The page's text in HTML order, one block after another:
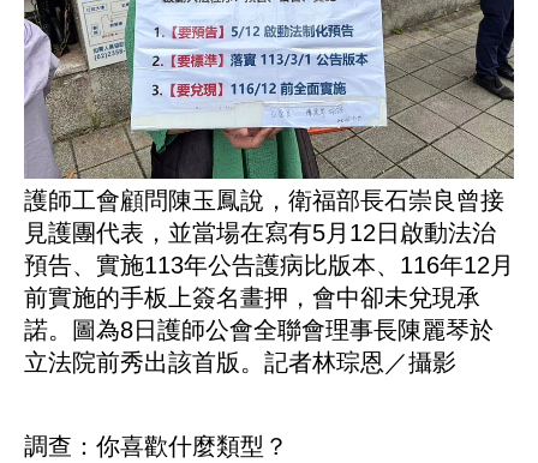
護師工會顧問陳玉鳳說，衛福部長石崇良曾接
見護團代表，並當場在寫有5月12日啟動法治
預告、實施113年公告護病比版本、116年12月
前實施的手板上簽名畫押，會中卻未兌現承
諾。圖為8日護師公會全聯會理事長陳麗琴於
立法院前秀出該首版。記者林琮恩／攝影
調查：你喜歡什麼類型？